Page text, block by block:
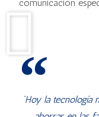
comunicación
“Hoy la tecnología